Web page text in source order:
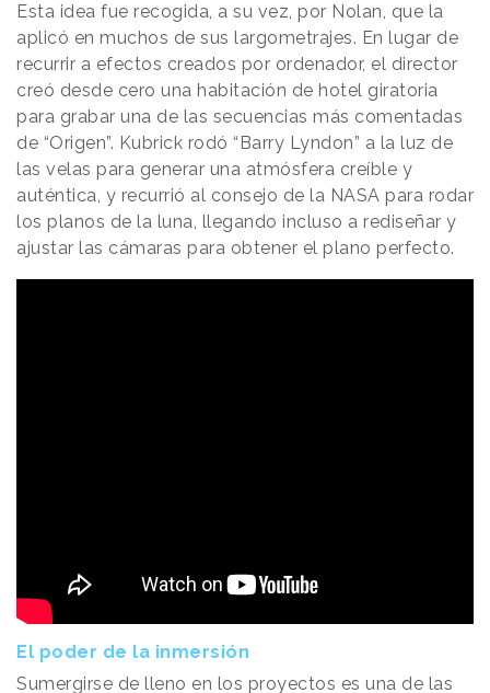
Esta idea fue recogida, a su vez, por Nolan, que la
aplicó en muchos de sus largometrajes. En lugar de
recurrir a efectos creados por ordenador, el director
creó desde cero una habitación de hotel giratoria
para grabar una de las secuencias más comentadas
de “Origen”. Kubrick rodó “Barry Lyndon” a la luz de
las velas para generar una atmósfera creíble y
auténtica, y recurrió al consejo de la NASA para rodar
los planos de la luna, llegando incluso a rediseñar y
ajustar las cámaras para obtener el plano perfecto.
El poder de la inmersión
Sumergirse de lleno en los proyectos es una de las